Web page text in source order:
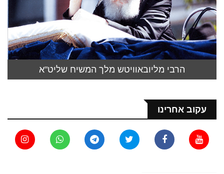
הרבי מליובאוויטש מלך המשיח שליט"א
עקוב אחרינו